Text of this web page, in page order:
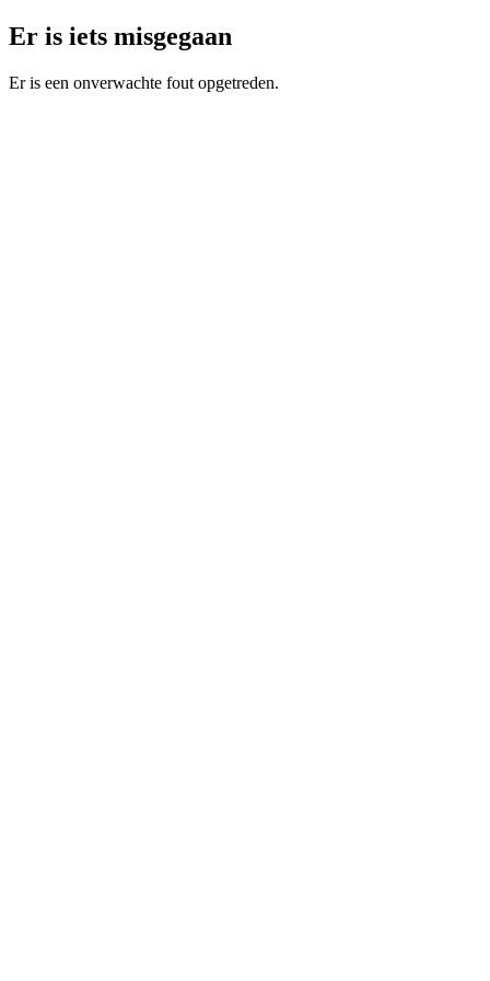
Er is iets misgegaan
Er is een onverwachte fout opgetreden.